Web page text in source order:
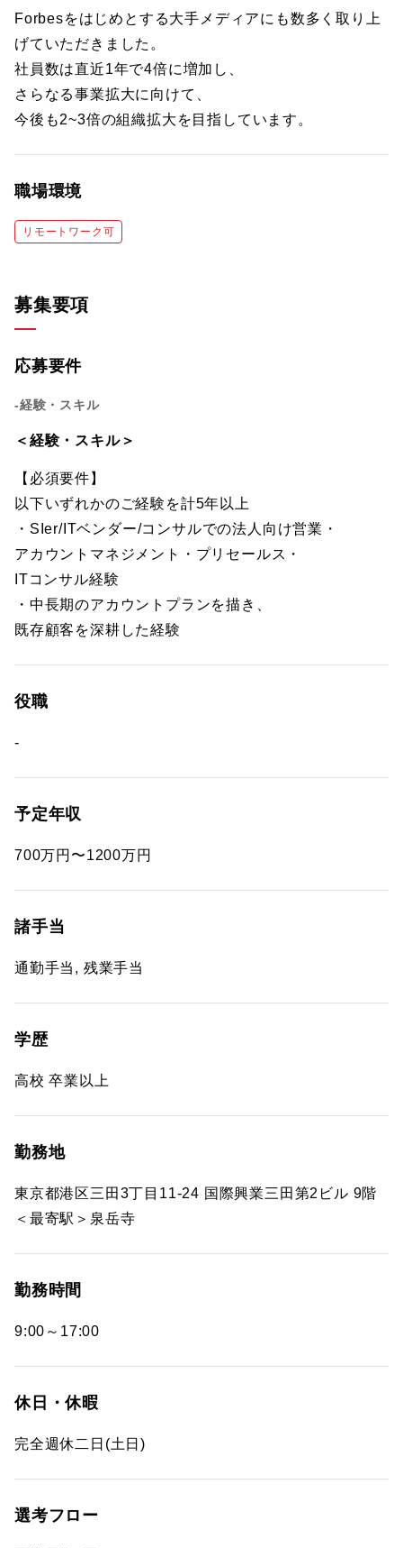
Forbesをはじめとする大手メディアにも数多く取り上
げていただきました。
社員数は直近1年で4倍に増加し、
さらなる事業拡大に向けて、
今後も2~3倍の組織拡大を目指しています。
職場環境
リモートワーク可
募集要項
応募要件
-経験・スキル
＜経験・スキル＞
【必須要件】
以下いずれかのご経験を計5年以上
・SIer/ITベンダー/コンサルでの法人向け営業・
アカウントマネジメント・プリセールス・
ITコンサル経験
・中長期のアカウントプランを描き、
既存顧客を深耕した経験
役職
-
予定年収
700万円〜1200万円
諸手当
通勤手当, 残業手当
学歴
高校 卒業以上
勤務地
東京都港区三田3丁目11-24 国際興業三田第2ビル 9階
＜最寄駅＞泉岳寺
勤務時間
9:00～17:00
休日・休暇
完全週休二日(土日)
選考フロー